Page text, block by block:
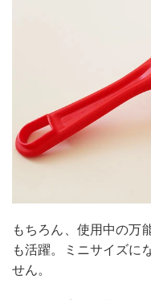
もちろん、使用中の万
も活躍。ミニサイズに
せん。